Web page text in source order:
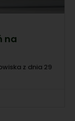
na
z dnia 29